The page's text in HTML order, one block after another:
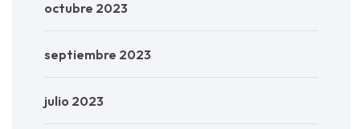
octubre 2023
septiembre 2023
julio 2023